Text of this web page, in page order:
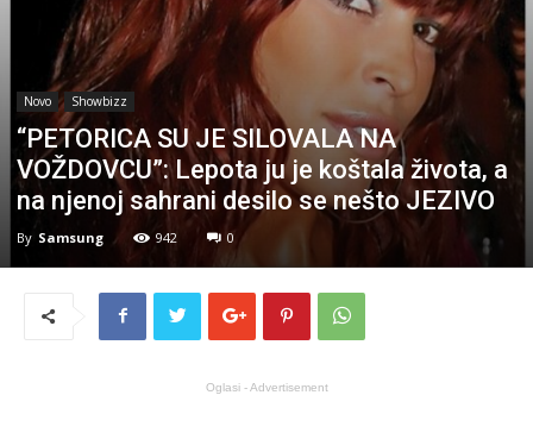
Novo Showbizz
“PETORICA SU JE SILOVALA NA
VOŽDOVCU”: Lepota ju je koštala života, a
na njenoj sahrani desilo se nešto JEZIVO
By Samsung 942 0
Oglasi - Advertisement